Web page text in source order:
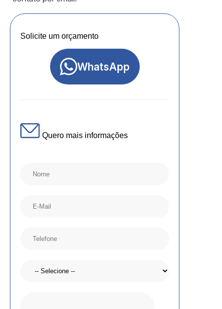
Solicite um orçamento
WhatsApp
Quero mais informações